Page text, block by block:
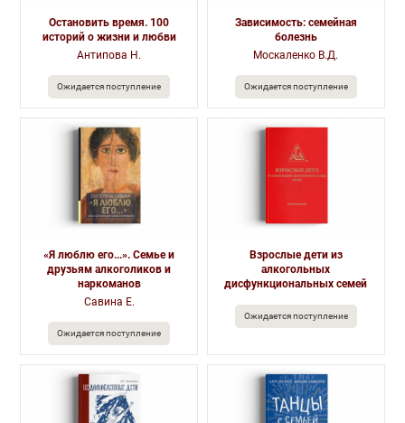
Остановить время. 100
историй о жизни и любви
Антипова Н.
Ожидается поступление
Зависимость: семейная
болезнь
Москаленко В.Д.
Ожидается поступление
«Я люблю его...». Семье и
друзьям алкоголиков и
наркоманов
Савина Е.
Ожидается поступление
Взрослые дети из
алкогольных
дисфункциональных семей
Ожидается поступление